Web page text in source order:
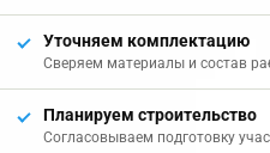
Уточняем комплектацию
Сверяем материалы и состав
Планируем строительство
Согласовываем подготовку